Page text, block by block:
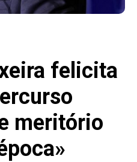
felicita
meritório